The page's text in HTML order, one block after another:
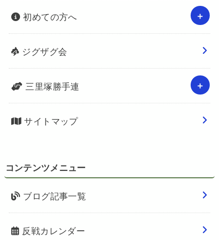
初めての方へ
ジグザグ会
三里塚勝手連
サイトマップ
コンテンツメニュー
ブログ記事一覧
反戦カレンダー